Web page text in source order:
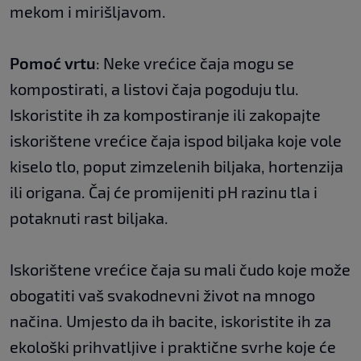
mekom i mirišljavom.
Pomoć vrtu: Neke vrećice čaja mogu se
kompostirati, a listovi čaja pogoduju tlu.
Iskoristite ih za kompostiranje ili zakopajte
iskorištene vrećice čaja ispod biljaka koje vole
kiselo tlo, poput zimzelenih biljaka, hortenzija
ili origana. Čaj će promijeniti pH razinu tla i
potaknuti rast biljaka.
Iskorištene vrećice čaja su mali čudo koje može
obogatiti vaš svakodnevni život na mnogo
načina. Umjesto da ih bacite, iskoristite ih za
ekološki prihvatljive i praktične svrhe koje će